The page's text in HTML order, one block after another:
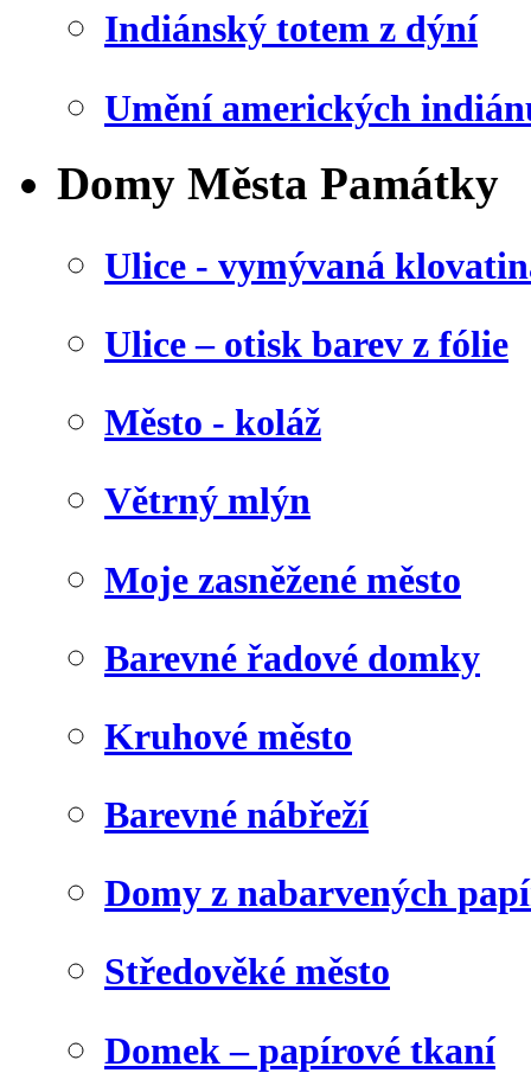
Indiánský totem z dýní
Umění amerických
Domy Města Památky
Ulice - vymývaná
Ulice – otisk barev z fólie
Město - koláž
Větrný mlýn
Moje zasněžené město
Barevné řadové domky
Kruhové město
Barevné nábřeží
Domy z nabarvených
Středověké město
Domek – papírové tkaní